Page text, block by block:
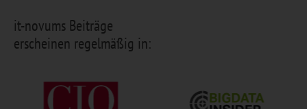
it-novums Beiträge
erscheinen regelmäßig in: